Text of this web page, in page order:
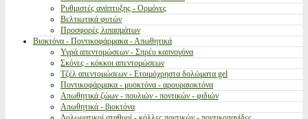
Ρυθμιστές ανάπτυξης - Ορμόνες
Βελτιωτικά φυτών
Προσφορές λιπασμάτων
Βιοκτόνα - Ποντικοφάρμακα - Απωθητικά
Υγρά απεντομώσεων - Σπρέυ καπνογόνα
Σκόνες - κόκκοι απεντομώσεων
Τζέλ απεντομώσεων - Ετοιμόχρηστα δολώματα gel
Ποντικοφάρμακα - μυοκτόνα - αρουραιοκτόνα
Απωθητικά ζώων - πουλιών - ποντικών - φιδιών
Απωθητικά - βιοκτόνα